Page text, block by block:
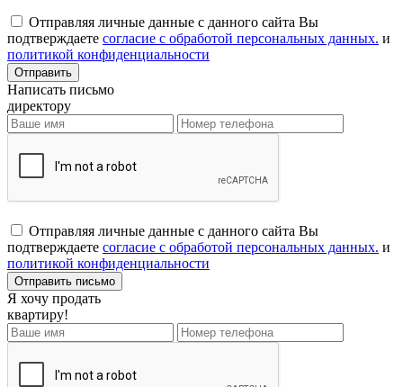
Отправляя личные данные с данного сайта Вы
подтверждаете согласие с обработой персональных данных. и
политикой конфиденциальности
Написать письмо
директору
Отправляя личные данные с данного сайта Вы
подтверждаете согласие с обработой персональных данных. и
политикой конфиденциальности
Я хочу продать
квартиру!